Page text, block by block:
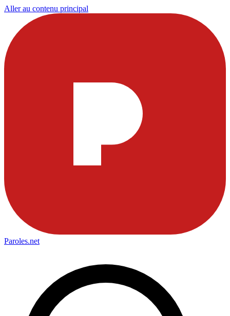
Aller au contenu principal
Paroles.net